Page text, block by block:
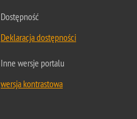
Dostępność
Deklaracja dostępności
Inne wersje portalu
wersja kontrastowa